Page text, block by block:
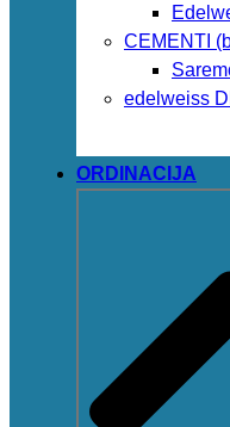
CEMENTI
edelweiss
ORDINACIJA